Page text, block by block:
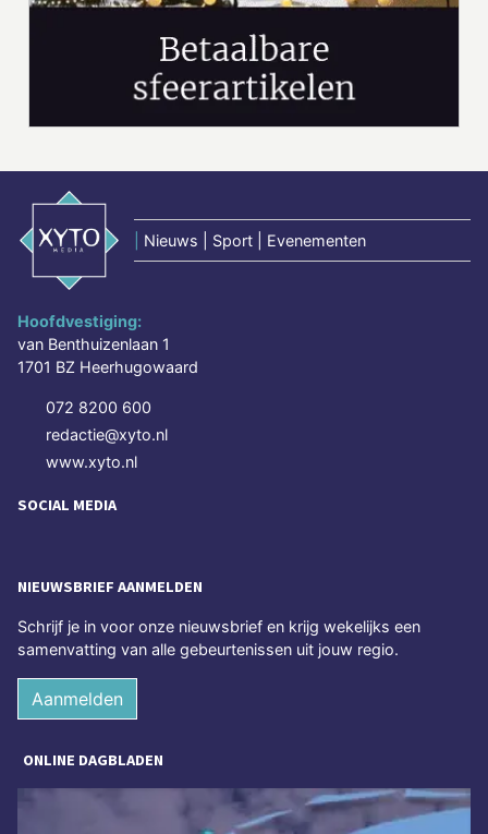
Nieuws | Sport | Evenementen
Hoofdvestiging:
van Benthuizenlaan 1
1701 BZ Heerhugowaard
072 8200 600
redactie@xyto.nl
www.xyto.nl
SOCIAL MEDIA
NIEUWSBRIEF AANMELDEN
Schrijf je in voor onze nieuwsbrief en krijg wekelijks een
samenvatting van alle gebeurtenissen uit jouw regio.
Aanmelden
ONLINE DAGBLADEN